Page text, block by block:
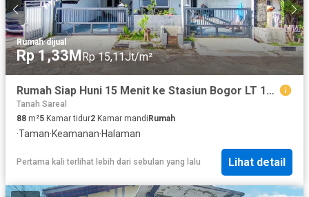
Rumah·dijual
Rp 1,33MRp 15,11Jt/m²
Rumah Siap Huni 15 Menit ke Stasiun Bogor LT 144 Hadap Timur J-49980
Tanah Sareal
88 m²5 Kamar tidur2 Kamar mandi Rumah
·Taman·Keamanan·Halaman
Pertama kali terlihat lebih dari sebulan yang lalu Lihat detail